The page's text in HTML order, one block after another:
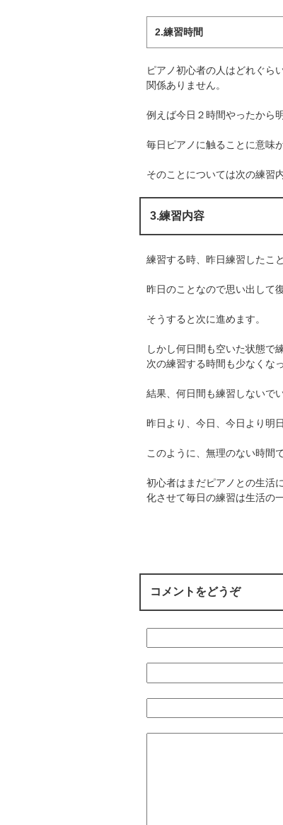
2.練習時間
ピアノ初心者の人はどれぐら
関係ありません。
例えば今日２時間やったから
毎日ピアノに触ることに意味
そのことについては次の練習
3.練習内容
練習する時、昨日練習したこ
昨日のことなので思い出して
そうすると次に進めます。
しかし何日間も空いた状態で
次の練習する時間も少なくな
結果、何日間も練習しないで
昨日より、今日、今日より明
このように、無理のない時間
初心者はまだピアノとの生活
化させて毎日の練習は生活の
コメントをどうぞ